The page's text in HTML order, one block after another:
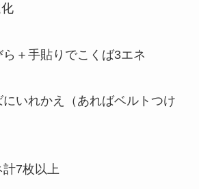
＋手貼りでこくば3エネ
いれかえ（あればベルトつけ
7枚以上